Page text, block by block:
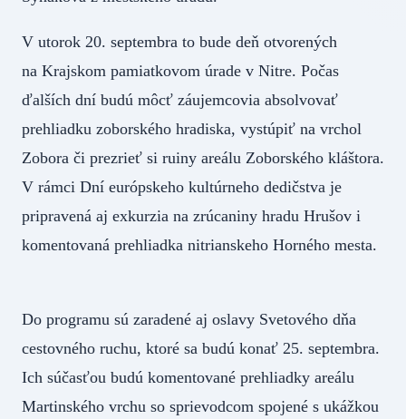
V utorok 20. septembra to bude deň otvorených
na Krajskom pamiatkovom úrade v Nitre. Počas
ďalších dní budú môcť záujemcovia absolvovať
prehliadku zoborského hradiska, vystúpiť na vrchol
Zobora či prezrieť si ruiny areálu Zoborského kláštora.
V rámci Dní európskeho kultúrneho dedičstva je
pripravená aj exkurzia na zrúcaniny hradu Hrušov i
komentovaná prehliadka nitrianskeho Horného mesta.
Do programu sú zaradené aj oslavy Svetového dňa
cestovného ruchu, ktoré sa budú konať 25. septembra.
Ich súčasťou budú komentované prehliadky areálu
Martinského vrchu so sprievodcom spojené s ukážkou